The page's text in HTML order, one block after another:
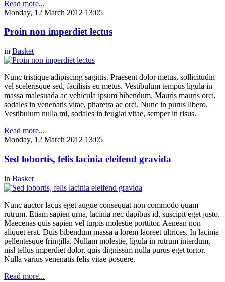
Read more...
Monday, 12 March 2012 13:05
Proin non imperdiet lectus
in Basket
Nunc tristique adipiscing sagittis. Praesent dolor metus, sollicitudin
vel scelerisque sed, facilisis eu metus. Vestibulum tempus ligula in
massa malesuada ac vehicula ipsum bibendum. Mauris mauris orci,
sodales in venenatis vitae, pharetra ac orci. Nunc in purus libero.
Vestibulum nulla mi, sodales in feugiat vitae, semper in risus.
Read more...
Monday, 12 March 2012 13:05
Sed lobortis, felis lacinia eleifend gravida
in Basket
Nunc auctor lacus eget augue consequat non commodo quam
rutrum. Etiam sapien urna, lacinia nec dapibus id, suscipit eget justo.
Maecenas quis sapien vel turpis molestie porttitor. Aenean non
aliquet erat. Duis bibendum massa a lorem laoreet ultrices. In lacinia
pellentesque fringilla. Nullam molestie, ligula in rutrum interdum,
nisl tellus imperdiet dolor, quis dignissim nulla purus eget tortor.
Nulla varius venenatis felis vitae posuere.
Read more...